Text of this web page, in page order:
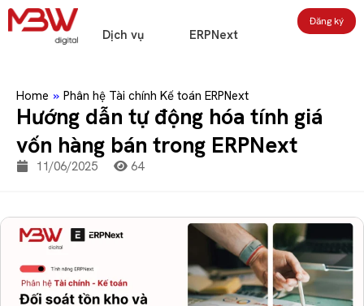
Dịch vụ ERPNext
Đăng ký
Home » Phân hệ Tài chính Kế toán ERPNext
Hướng dẫn tự động hóa tính giá
vốn hàng bán trong ERPNext
11/06/2025 64